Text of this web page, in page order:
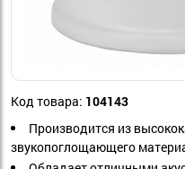
Код товара: 104143
Производится из
звукопоглощающего